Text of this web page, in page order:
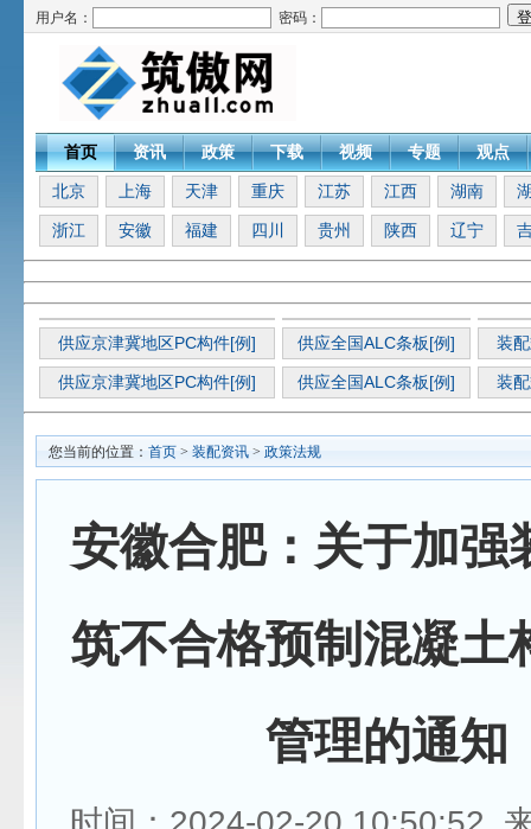
用户名： 密码：
首页 资讯 政策 下载 视频 专题 观点
北京 上海 天津 重庆 江苏 江西 湖南
浙江 安徽 福建 四川 贵州 陕西 辽宁
供应京津冀地区PC构件[例] 供应全国ALC条板[例] 装
供应京津冀地区PC构件[例] 供应全国ALC条板[例] 装
您当前的位置： 首页 > 装配资讯 > 政策法规
安徽合肥：关于加强
筑不合格预制混凝土
管理的通知